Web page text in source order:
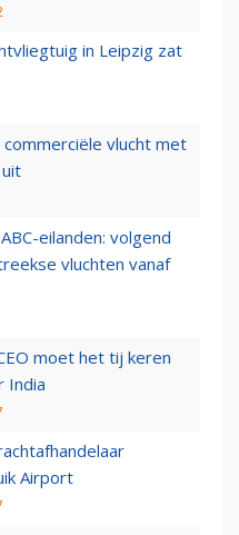
in Leipzig zat
vlucht met
eilanden: volgend
vluchten vanaf
moet het tij keren
India
Airport